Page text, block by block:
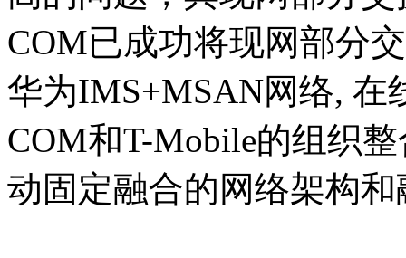
COM已成功将现网部分
华为IMS+MSAN网络, 在
COM和T-Mobile的组织
动固定融合的网络架构